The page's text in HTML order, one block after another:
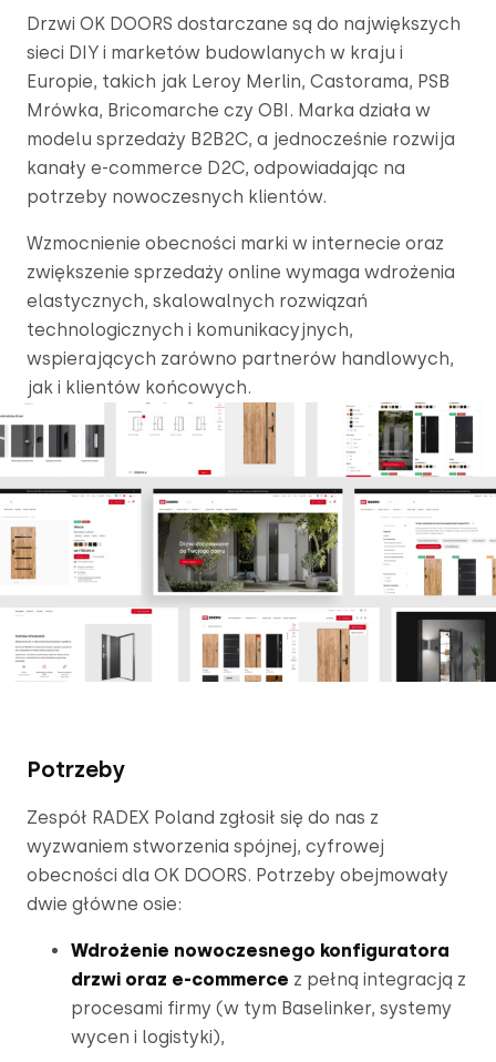
Drzwi OK DOORS dostarczane są do największych
sieci DIY i marketów budowlanych w kraju i
Europie, takich jak Leroy Merlin, Castorama, PSB
Mrówka, Bricomarche czy OBI. Marka działa w
modelu sprzedaży B2B2C, a jednocześnie rozwija
kanały e-commerce D2C, odpowiadając na
potrzeby nowoczesnych klientów.
Wzmocnienie obecności marki w internecie oraz
zwiększenie sprzedaży online wymaga wdrożenia
elastycznych, skalowalnych rozwiązań
technologicznych i komunikacyjnych,
wspierających zarówno partnerów handlowych,
jak i klientów końcowych.
Potrzeby
Zespół RADEX Poland zgłosił się do nas z
wyzwaniem stworzenia spójnej, cyfrowej
obecności dla OK DOORS. Potrzeby obejmowały
dwie główne osie:
Wdrożenie nowoczesnego konfiguratora
drzwi oraz e-commerce z pełną integracją z
procesami firmy (w tym Baselinker, systemy
wycen i logistyki),